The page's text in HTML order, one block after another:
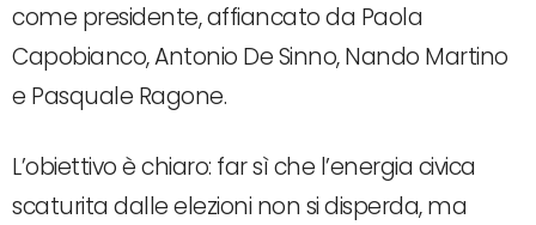
come presidente, affiancato da Paola
Capobianco, Antonio De Sinno, Nando Martino
e Pasquale Ragone.
L’obiettivo è chiaro: far sì che l’energia civica
scaturita dalle elezioni non si disperda, ma